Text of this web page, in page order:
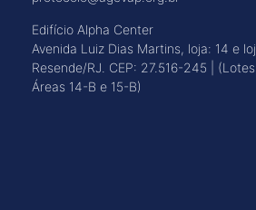
Edifício Alpha Center
Avenida Luiz Dias Martins, loja: 14 e
Resende/RJ. CEP: 27.516-245 |
Áreas 14-B e 15-B)